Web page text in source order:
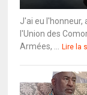
J'ai eu l'honneur,
l'Union des
Armées, ...
Lire la